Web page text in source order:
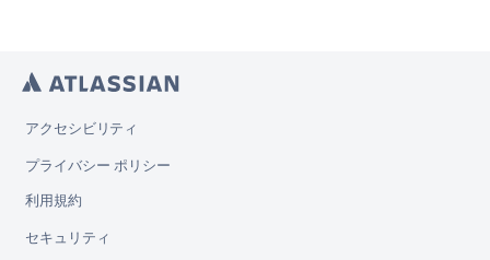
アクセシビリティ
プライバシー ポリシー
利用規約
セキュリティ